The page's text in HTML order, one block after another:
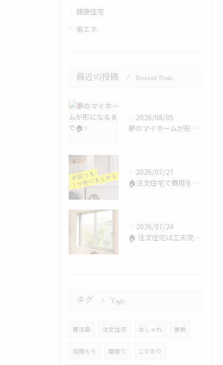
健康住宅
省エネ
最近の投稿 Recent Posts
2026/08/05
夢のマイホームが形になるまで🏠✨
2026/07/27
🏠注文住宅で費用を抑えるコツ💰
2026/07/24
🏠 注文住宅は工夫次第で費用を抑えられます！
タグ Tags
鹿児島 注文住宅 おしゃれ 断熱
見積もり 間取り こだわり